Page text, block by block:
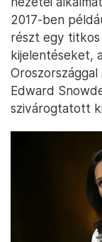
2017-ben
részt egy
kijelentéseket,
Edward
szivárogtatott